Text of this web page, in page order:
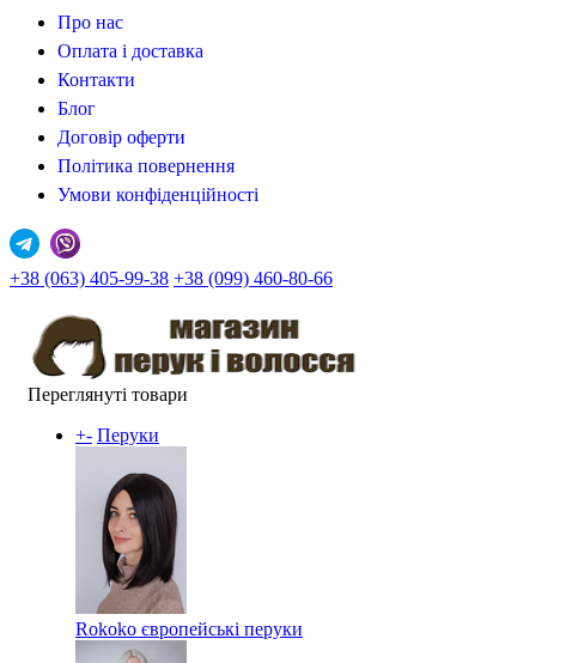
Про нас
Оплата і доставка
Контакти
Блог
Договір оферти
Політика повернення
Умови конфіденційності
+38 (063) 405-99-38 +38 (099) 460-80-66
Переглянуті товари
+- Перуки
Rokoko європейські перуки